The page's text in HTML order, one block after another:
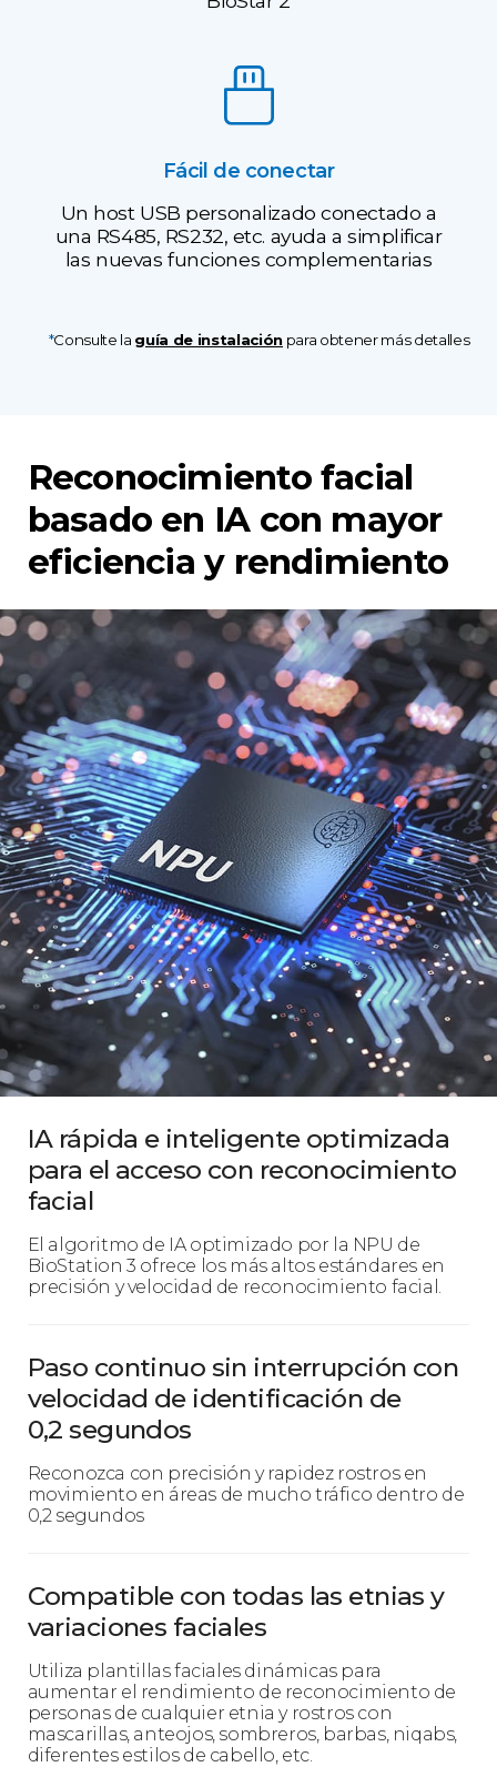
Fácil de conectar
Un host USB personalizado conectado a
una RS485, RS232, etc. ayuda a simplificar
las nuevas funciones complementarias
*Consulte la guía de instalación para obtener más detalles
Reconocimiento facial
basado en IA con mayor
eficiencia y rendimiento
IA rápida e inteligente optimizada
para el acceso con reconocimiento
facial
El algoritmo de IA optimizado por la NPU de
BioStation 3 ofrece los más altos estándares en
precisión y velocidad de reconocimiento facial.
Paso continuo sin interrupción con
velocidad de identificación de
0,2 segundos
Reconozca con precisión y rapidez rostros en
movimiento en áreas de mucho tráfico dentro de
0,2 segundos
Compatible con todas las etnias y
variaciones faciales
Utiliza plantillas faciales dinámicas para
aumentar el rendimiento de reconocimiento de
personas de cualquier etnia y rostros con
mascarillas, anteojos, sombreros, barbas, niqabs,
diferentes estilos de cabello, etc.